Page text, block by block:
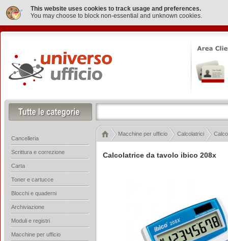
This website uses cookies to track usage and preferences.
You may choose to block non-essential and unknown cookies.
Calcolatrice da tavolo ibico 208x
Macchine per ufficio Calcolatrici
Cancelleria
Scrittura e correzione
Carta
Toner e cartucce
Blocchi e quaderni
Archiviazione
Moduli e registri
Macchine per ufficio